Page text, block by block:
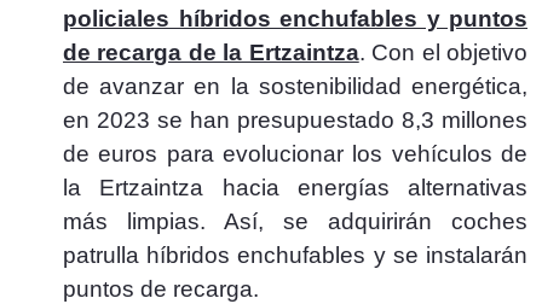
policiales híbridos enchufables y puntos
de recarga de la Ertzaintza. Con el objetivo
de avanzar en la sostenibilidad energética,
en 2023 se han presupuestado 8,3 millones
de euros para evolucionar los vehículos de
la Ertzaintza hacia energías alternativas
más limpias. Así, se adquirirán coches
patrulla híbridos enchufables y se instalarán
puntos de recarga.